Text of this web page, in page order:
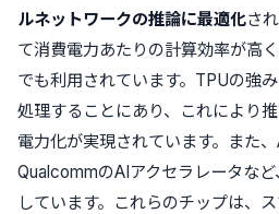
ルネットワークの推論に最適化さ
て消費電力あたりの計算効率が高
でも利用されています。TPUの強
処理することにあり、これにより
電力化が実現されています。また
QualcommのAIアクセラレータな
しています。これらのチップは、